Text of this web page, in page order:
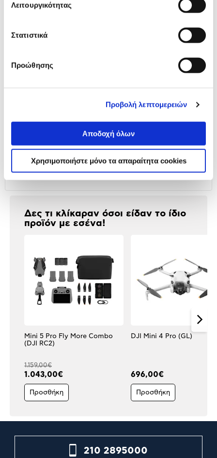
Λειτουργικότητας
Στατιστικά
Προώθησης
Προβολή λεπτομερειών
Αποδοχή όλων
Χρησιμοποιήστε μόνο τα απαραίτητα cookies
προϊόντος
Αξιολογήσεις
Δες τι κλίκαραν όσοι είδαν το ίδιο
προϊόν με εσένα!
Mini 5 Pro Fly More Combo
(DJI RC2)
1.159,00€
1.043,00€
Προσθήκη
DJI Mini 4 Pro (GL)
696,00€
Προσθήκη
210 2895000